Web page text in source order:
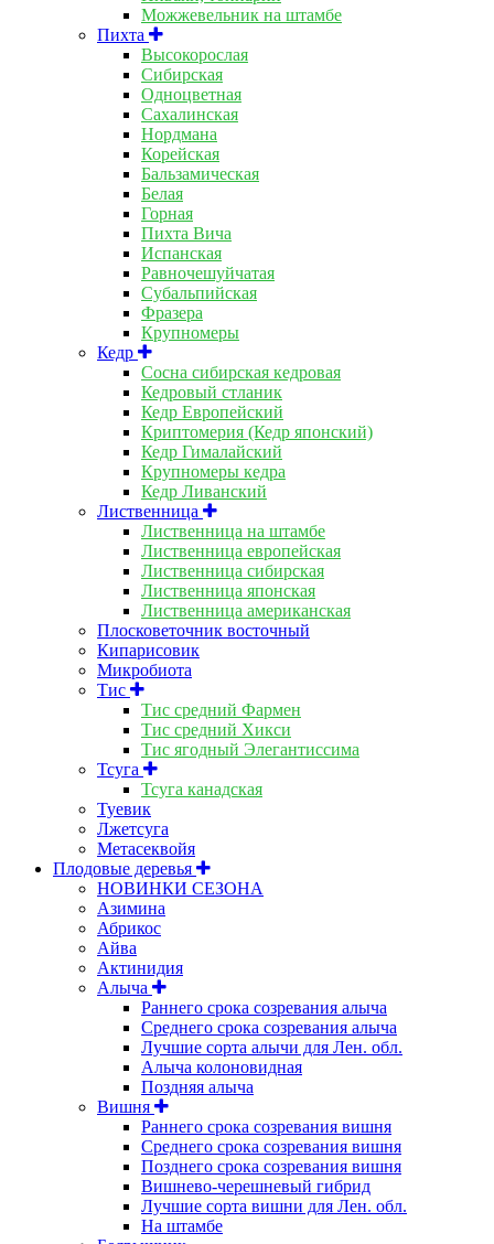
Можжевельник на штамбе
Пихта
Высокорослая
Сибирская
Одноцветная
Сахалинская
Нордмана
Корейская
Бальзамическая
Белая
Горная
Пихта Вича
Испанская
Равночешуйчатая
Субальпийская
Фразера
Крупномеры
Кедр
Сосна сибирская кедровая
Кедровый стланик
Кедр Европейский
Криптомерия (Кедр японский)
Кедр Гималайский
Крупномеры кедра
Кедр Ливанский
Лиственница
Лиственница на штамбе
Лиственница европейская
Лиственница сибирская
Лиственница японская
Лиственница американская
Плосковеточник восточный
Кипарисовик
Микробиота
Тис
Тис средний Фармен
Тис средний Хикси
Тис ягодный Элегантиссима
Тсуга
Тсуга канадская
Туевик
Лжетсуга
Метасеквойя
Плодовые деревья
НОВИНКИ СЕЗОНА
Азимина
Абрикос
Айва
Актинидия
Алыча
Раннего срока созревания алыча
Среднего срока созревания алыча
Лучшие сорта алычи для Лен. обл.
Алыча колоновидная
Поздняя алыча
Вишня
Раннего срока созревания вишня
Среднего срока созревания вишня
Позднего срока созревания вишня
Вишнево-черешневый гибрид
Лучшие сорта вишни для Лен. обл.
На штамбе